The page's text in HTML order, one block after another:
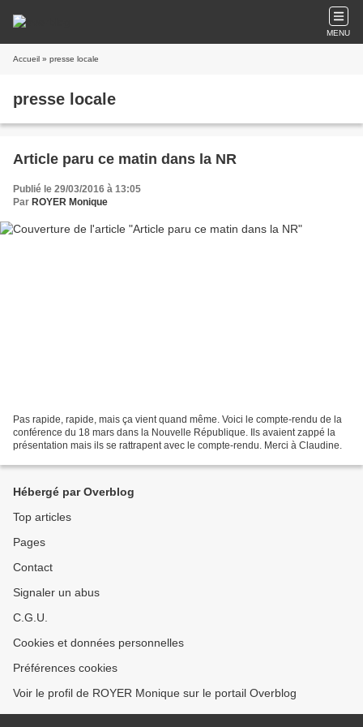
MENU
Accueil » presse locale
presse locale
Article paru ce matin dans la NR
Publié le 29/03/2016 à 13:05
Par ROYER Monique
Pas rapide, rapide, mais ça vient quand même. Voici le compte-rendu de la
conférence du 18 mars dans la Nouvelle République. Ils avaient zappé la
présentation mais ils se rattrapent avec le compte-rendu. Merci à Claudine.
Hébergé par Overblog
Top articles
Pages
Contact
Signaler un abus
C.G.U.
Cookies et données personnelles
Préférences cookies
Voir le profil de ROYER Monique sur le portail Overblog